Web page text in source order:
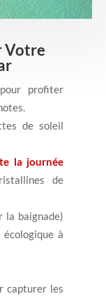
Votre
profiter
de soleil
la journée
de
baignade)
à
capturer les